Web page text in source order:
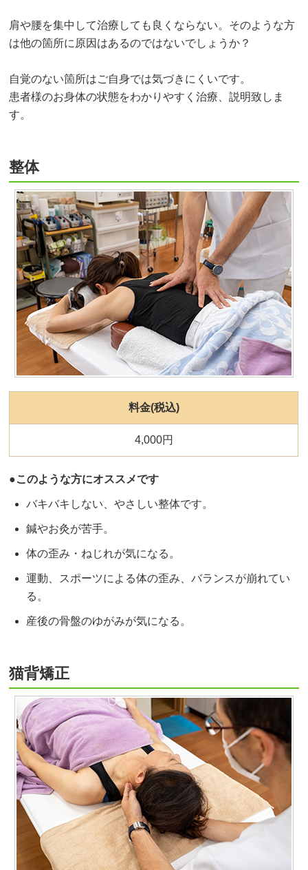
肩や腰を集中して治療しても良くならない。そのような方
は他の箇所に原因はあるのではないでしょうか？
自覚のない箇所はご自身では気づきにくいです。
患者様のお身体の状態をわかりやすく治療、説明致しま
す。
整体
料金(税込)
4,000円
●このような方にオススメです
バキバキしない、やさしい整体です。
鍼やお灸が苦手。
体の歪み・ねじれが気になる。
運動、スポーツによる体の歪み、バランスが崩れてい
る。
産後の骨盤のゆがみが気になる。
猫背矯正